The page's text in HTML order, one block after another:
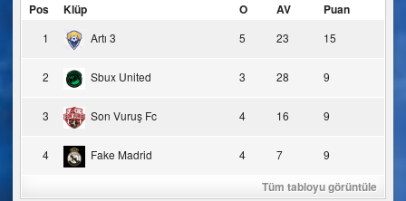
Pos
Klüp O AV Puan
1 Artı 3 5 23 15
2 Sbux United 3 28 9
3 Son Vuruş Fc 4 16 9
4 Fake Madrid 4 7 9
Tüm tabloyu görüntüle